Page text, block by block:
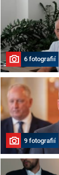
6 fotografií
9 fotografií